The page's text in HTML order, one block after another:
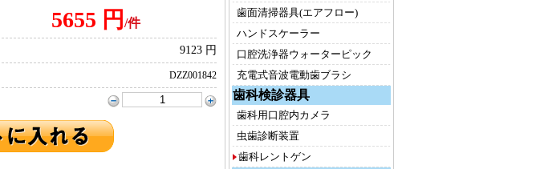
歯面清掃器具(エアフロー)
ハンドスケーラー
口腔洗浄器ウォーターピック
充電式音波電動歯ブラシ
歯科検診器具
歯科用口腔内カメラ
虫歯診断装置
歯科レントゲン
5655 円 /件
9123 円
DZZ001842